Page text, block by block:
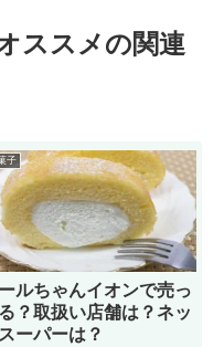
ススメの関連
子
ルちゃんイオンで売っ
？取扱い店舗は？ネッ
スーパーは？